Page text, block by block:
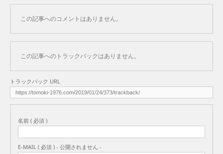
この記事へのコメントはありません。
この記事へのトラックバックはありません。
トラックバック URL
名前 ( 必須 )
E-MAIL ( 必須 ) - 公開されません -